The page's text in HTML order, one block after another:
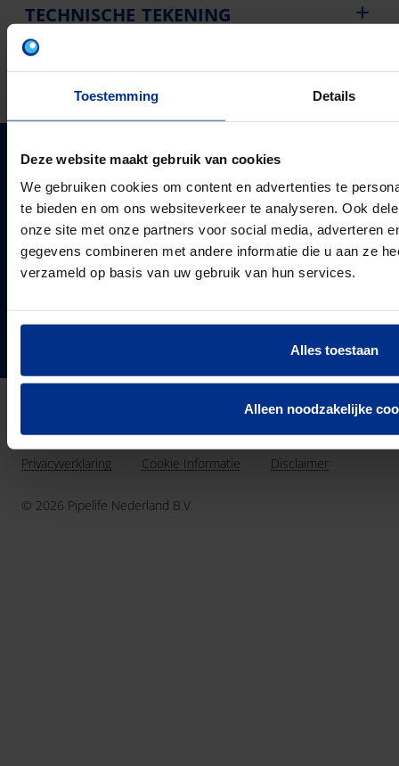
Toestemming Details
Deze website maakt gebruik van cookies
We gebruiken cookies om content en advertenties te
te bieden en om ons websiteverkeer te analyseren. Ook
onze site met onze partners voor social media, adverteren
gegevens combineren met andere informatie die u aan ze
verzameld op basis van uw gebruik van hun services.
Alles toestaan
Alleen noodzakelijke
TECHNISCHE TEKENING
DOWNLOADS
PIPELIFE NEDERLAND B.V.
Pipelife is één van de grootste producenten van
kunststof leidingsystemen in Europa. Sinds 1947
ontwikkelt, produceert en levert de vestiging in
Enkhuizen een compleet en trendsettend programma.
24
km buis geïnstalleerd in 2025
PIPELIFE
Over ons
Projecten & Nieuws
Contact
Privacyverklaring Cookie Informatie Disclaimer
© 2026 Pipelife Nederland B.V.